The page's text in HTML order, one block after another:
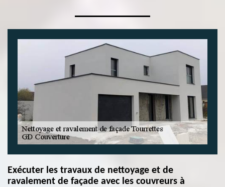
Exécuter les travaux de nettoyage et de
ravalement de façade avec les couvreurs à